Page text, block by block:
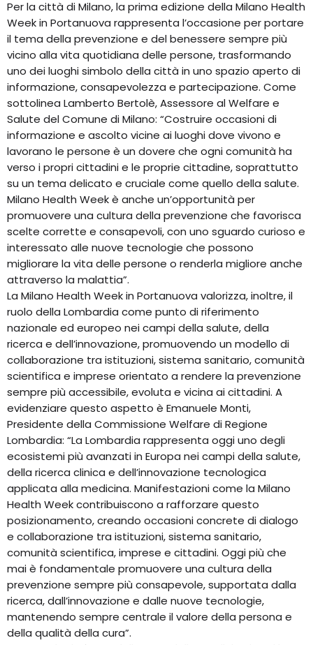
Per la città di Milano, la prima edizione della Milano Health
Week in Portanuova rappresenta l’occasione per portare
il tema della prevenzione e del benessere sempre più
vicino alla vita quotidiana delle persone, trasformando
uno dei luoghi simbolo della città in uno spazio aperto di
informazione, consapevolezza e partecipazione. Come
sottolinea Lamberto Bertolè, Assessore al Welfare e
Salute del Comune di Milano: “Costruire occasioni di
informazione e ascolto vicine ai luoghi dove vivono e
lavorano le persone è un dovere che ogni comunità ha
verso i propri cittadini e le proprie cittadine, soprattutto
su un tema delicato e cruciale come quello della salute.
Milano Health Week è anche un’opportunità per
promuovere una cultura della prevenzione che favorisca
scelte corrette e consapevoli, con uno sguardo curioso e
interessato alle nuove tecnologie che possono
migliorare la vita delle persone o renderla migliore anche
attraverso la malattia”.
La Milano Health Week in Portanuova valorizza, inoltre, il
ruolo della Lombardia come punto di riferimento
nazionale ed europeo nei campi della salute, della
ricerca e dell’innovazione, promuovendo un modello di
collaborazione tra istituzioni, sistema sanitario, comunità
scientifica e imprese orientato a rendere la prevenzione
sempre più accessibile, evoluta e vicina ai cittadini. A
evidenziare questo aspetto è Emanuele Monti,
Presidente della Commissione Welfare di Regione
Lombardia: “La Lombardia rappresenta oggi uno degli
ecosistemi più avanzati in Europa nei campi della salute,
della ricerca clinica e dell’innovazione tecnologica
applicata alla medicina. Manifestazioni come la Milano
Health Week contribuiscono a rafforzare questo
posizionamento, creando occasioni concrete di dialogo
e collaborazione tra istituzioni, sistema sanitario,
comunità scientifica, imprese e cittadini. Oggi più che
mai è fondamentale promuovere una cultura della
prevenzione sempre più consapevole, supportata dalla
ricerca, dall’innovazione e dalle nuove tecnologie,
mantenendo sempre centrale il valore della persona e
della qualità della cura”.